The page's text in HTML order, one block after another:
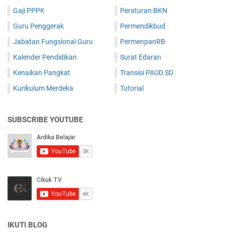
Gaji PPPK
Guru Penggerak
Jabatan Fungsional Guru
Kalender Pendidikan
Kenaikan Pangkat
Kurikulum Merdeka
Peraturan BKN
Permendikbud
PermenpanRB
Surat Edaran
Transisi PAUD SD
Tutorial
SUBSCRIBE YOUTUBE
IKUTI BLOG